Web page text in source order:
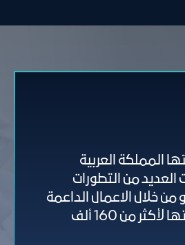
المملكة العربية
من التطورات
خلال الاعمال الداعمة
لمسيرة قطاع الأعمال؛ واضعة نصب عينيها تطوير خدماتها لأكثر من 160 ألف